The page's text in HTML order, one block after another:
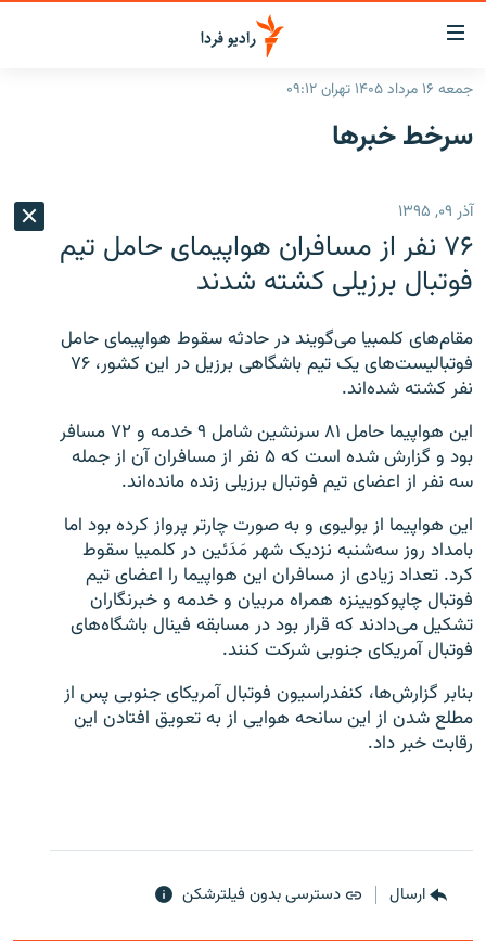
لینک‌های
قابلیت
دسترسی
بازگشت
اصلی
رفتن
صفحه
ایران
رادیو
انتخاب کنید و بشنوید
فرکانس‌ها
پادکست
گزارش‌های تصویری
گزارش‌های ویدئویی
زنان فردا
English
به ما بپیوندید
زبان‌های دیگر
جمعه ۱۶ مرداد ۱۴۰۵ تهران ۰۹:۱۲
سرخط‌ خبرها
آذر ۰۹, ۱۳۹۵
۷۶ نفر از مسافران هواپیمای حامل تیم
فوتبال برزیلی کشته شدند
مقام‌های کلمبیا می‌گویند در حادثه سقوط هواپیمای حامل
فوتبالیست‌های یک تیم باشگاهی برزیل در این کشور، ۷۶
نفر کشته شده‌اند.
این هواپیما حامل ۸۱ سرنشین شامل ۹ خدمه و ۷۲ مسافر
بود و گزارش شده است که ۵ نفر از مسافران آن از جمله
سه نفر از اعضای تیم فوتبال برزیلی زنده مانده‌اند.
این هواپیما از بولیوی و به صورت چارتر پرواز کرده بود اما
بامداد روز سه‌شنبه نزدیک شهر مَدَئین در کلمبیا سقوط
کرد. تعداد زیادی از مسافران این هواپیما را اعضای تیم
فوتبال چاپوکویینزه همراه مربیان و خدمه و خبرنگاران
تشکیل می‌دادند که قرار بود در مسابقه فینال باشگاه‌های
فوتبال آمریکای جنوبی شرکت کنند.
بنابر گزارش‌ها، کنفدراسیون فوتبال آمریکای جنوبی پس از
مطلع شدن از این سانحه هوایی از به تعویق افتادن این
رقابت خبر داد.
ارسال دسترسی بدون فیلترشکن